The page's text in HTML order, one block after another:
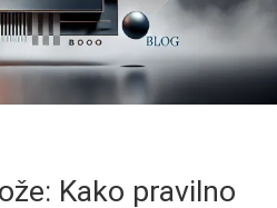
Kako pravilno